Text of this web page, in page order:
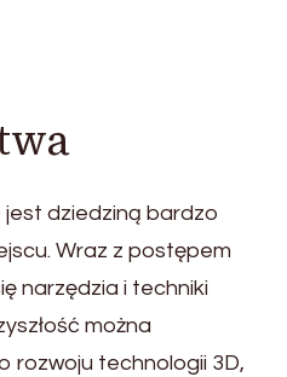
jest dziedziną bardzo
Wraz z postępem
narzędzia i techniki
można
rozwoju technologii 3D,